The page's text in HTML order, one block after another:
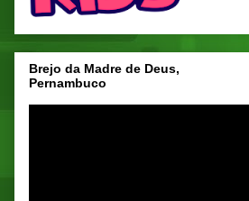
Brejo da Madre de Deus,
Pernambuco